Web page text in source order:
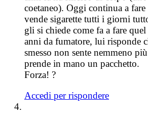
coetaneo). Oggi continua a fare
vende sigarette tutti i giorni
gli si chiede come fa a fare
anni da fumatore, lui risponde
smesso non sente nemmeno
prende in mano un pacchetto.
Forza! ?
Accedi per rispondere